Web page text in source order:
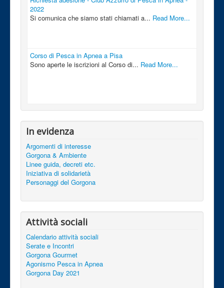
2022
Si comunica che siamo stati chiamati a... Read More...
Corso di Pesca in Apnea a Pisa
Sono aperte le iscrizioni al Corso di... Read More...
In evidenza
Argomenti di interesse
Gorgona & Ambiente
Linee guida, decreti etc.
Iniziativa di solidarietà
Personaggi del Gorgona
Attività sociali
Calendario attività sociali
Serate e Incontri
Gorgona Gourmet
Agonismo Pesca in Apnea
Gorgona Day 2021